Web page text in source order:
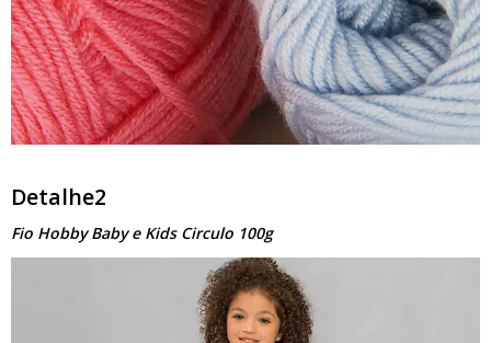
Detalhe2
Fio Hobby Baby e Kids Circulo 100g